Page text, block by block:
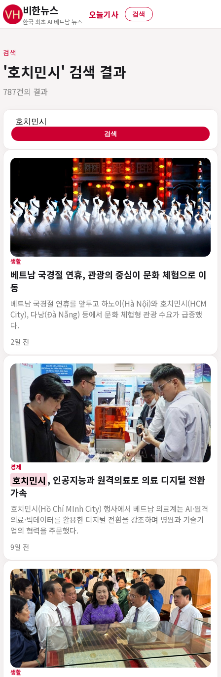
비한뉴스
한국 최초 AI 베트남 뉴스
오늘기사 검색
검색
'호치민시' 검색 결과
787건의 결과
검색어
검색
생활
베트남 국경절 연휴, 관광의 중심이 문화 체험으로 이
동
베트남 국경절 연휴를 앞두고 하노이(Hà Nội)와 호치민시(HCM
City), 다낭(Đà Nẵng) 등에서 문화 체험형 관광 수요가 급증했
다.
게시 시각
2일 전
경제
호치민시 , 인공지능과 원격의료로 의료 디지털 전환
가속
호치민시(Hồ Chí MInh City) 행사에서 베트남 의료계는 AI·원격
의료·빅데이터를 활용한 디지털 전환을 강조하며 병원과 기술기
업의 협력을 주문했다.
게시 시각
9일 전
생활